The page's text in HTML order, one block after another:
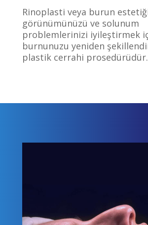
Rinoplasti veya burun
görünümünüzü ve solunum
problemlerinizi iyileştirmek
burnunuzu yeniden
plastik cerrahi prosedürüdür.